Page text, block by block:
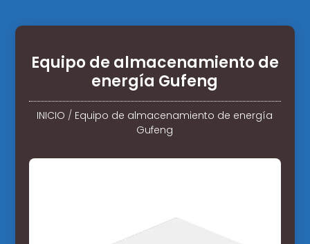
Equipo de almacenamiento de
energía Gufeng
INICIO / Equipo de almacenamiento de energía
Gufeng